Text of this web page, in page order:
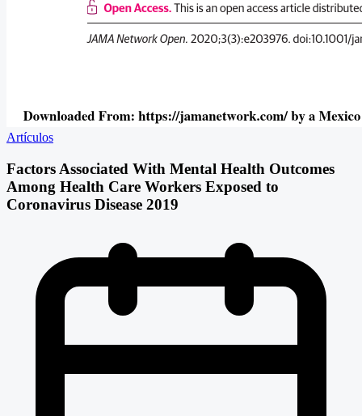
Artículos
Factors Associated With Mental Health Outcomes
Among Health Care Workers Exposed to
Coronavirus Disease 2019